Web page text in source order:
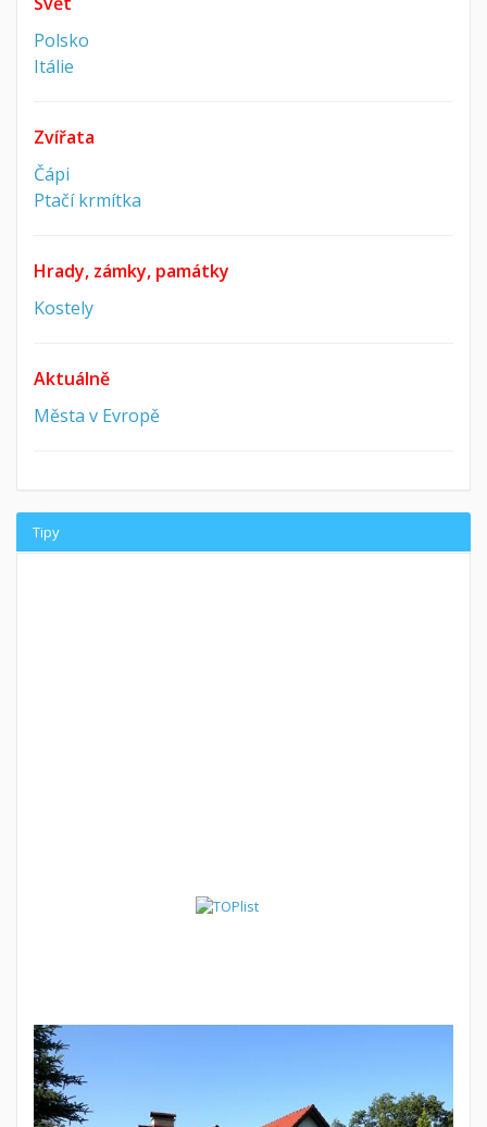
Polsko
Itálie
Zvířata
Čápi
Ptačí krmítka
Hrady, zámky, památky
Kostely
Aktuálně
Města v Evropě
Tipy